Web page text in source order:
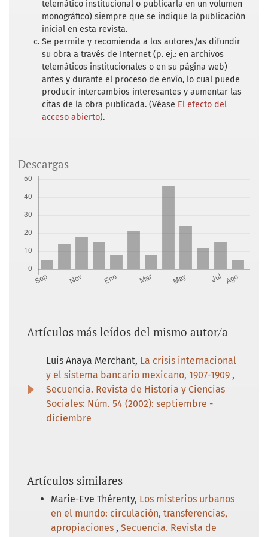
Secretary) (1926). Commerce Yearbook 1925.
Washington: Washington Government Office.
Department of Commerce (Herbert Hoover,
Secretary) (1928). Commerce Yearbook 1927.
Washington: Washington Government Office.
Department of Commerce (Herbert Hoover,
Secretary) (1929). Commerce Yearbook 1928.
Americanism: The imagination of a Gulf of
Friedlaender, A. (1969). The dilemma of
freight transport regulation. Washington:
The Brookings Institution Washington.
configuración territorial de la industria
automotriz terminal en México, 1964-1989.
México: Universidad Autónoma del Estado
de México.
Grunstein, A. (2008). Mariano Cabrera y
Javier Sánchez Mejorada. Dos ejecutivos
frente al problema laboral de los
Grunstein, A. (2012). Consolidados: José Yves
Ferrocarriles Nacionales de México. México:
Consejo Nacional para la Cultura y las Artes.
telemático institucional o publicarla en un volumen
monográfico) siempre que se indique la publicación
inicial en esta revista.
Se permite y recomienda a los autores/as difundir
su obra a través de Internet (p. ej.: en archivos
telemáticos institucionales o en su página web)
antes y durante el proceso de envío, lo cual puede
producir intercambios interesantes y aumentar las
citas de la obra publicada. (Véase El efecto del
acceso abierto).
Descargas
Artículos más leídos del mismo autor/a
Luis Anaya Merchant, La crisis internacional
y el sistema bancario mexicano, 1907-1909 ,
Secuencia. Revista de Historia y Ciencias
Sociales: Núm. 54 (2002): septiembre -
diciembre
Artículos similares
Marie-Eve Thérenty, Los misterios urbanos
en el mundo: circulación, transferencias,
apropiaciones , Secuencia. Revista de